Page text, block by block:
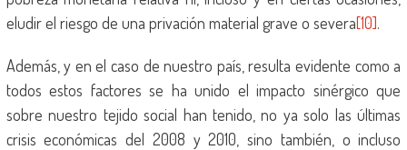
eludir el riesgo de una privación material grave o severa[10].
Además, y en el caso de nuestro país, resulta evidente como a
todos estos factores se ha unido el impacto sinérgico que
sobre nuestro tejido social han tenido, no ya solo las últimas
crisis económicas del 2008 y 2010, sino también, o incluso